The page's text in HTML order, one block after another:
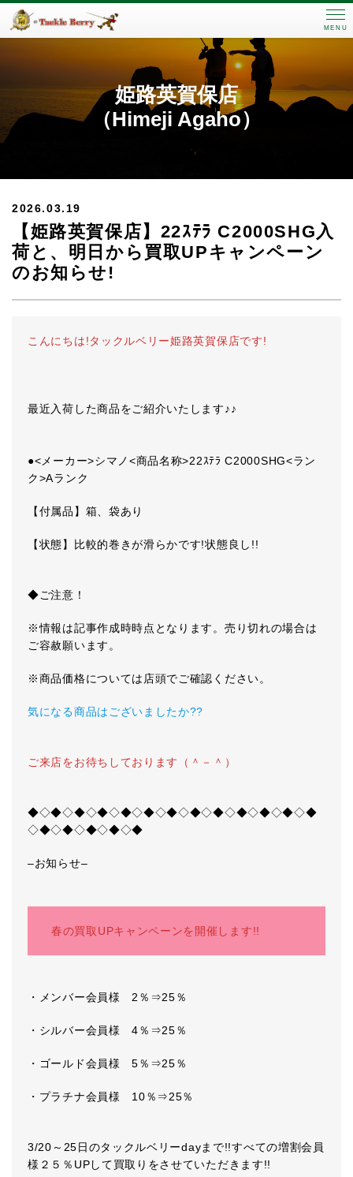
MENU
姫路英賀保店
（Himeji Agaho）
2026.03.19
【姫路英賀保店】22ｽﾃﾗ C2000SHG入
荷と、明日から買取UPキャンペーン
のお知らせ!
こんにちは!タックルベリー姫路英賀保店です!
最近入荷した商品をご紹介いたします♪♪
●<メーカー>シマノ<商品名称>22ｽﾃﾗ C2000SHG<ラン
ク>Aランク
【付属品】箱、袋あり
【状態】比較的巻きが滑らかです!状態良し!!
◆ご注意！
※情報は記事作成時時点となります。売り切れの場合は
ご容赦願います。
※商品価格については店頭でご確認ください。
気になる商品はございましたか??
ご来店をお待ちしております（＾－＾）
◆◇◆◇◆◇◆◇◆◇◆◇◆◇◆◇◆◇◆◇◆◇◆◇◆
◇◆◇◆◇◆◇◆◇◆
–お知らせ–
春の買取UPキャンペーンを開催します!!
・メンバー会員様 2％⇒25％
・シルバー会員様 4％⇒25％
・ゴールド会員様 5％⇒25％
・プラチナ会員様 10％⇒25％
3/20～25日のタックルベリーdayまで!!すべての増割会員
様２５％UPして買取りをさせていただきます!!